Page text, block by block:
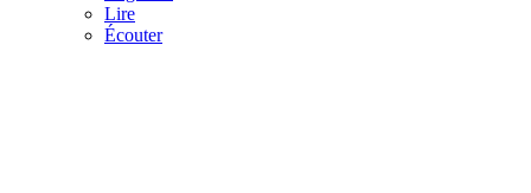
Lire
Écouter